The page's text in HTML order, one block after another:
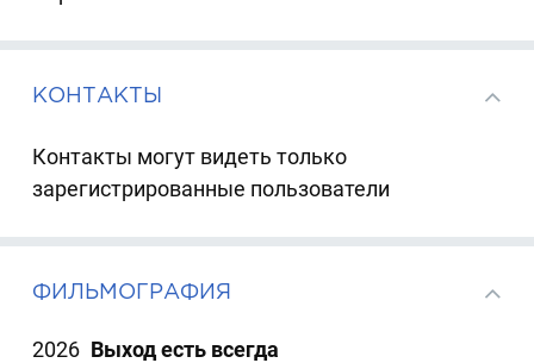
КОНТАКТЫ
Контакты могут видеть только
зарегистрированные пользователи
ФИЛЬМОГРАФИЯ
2026 Выход есть всегда